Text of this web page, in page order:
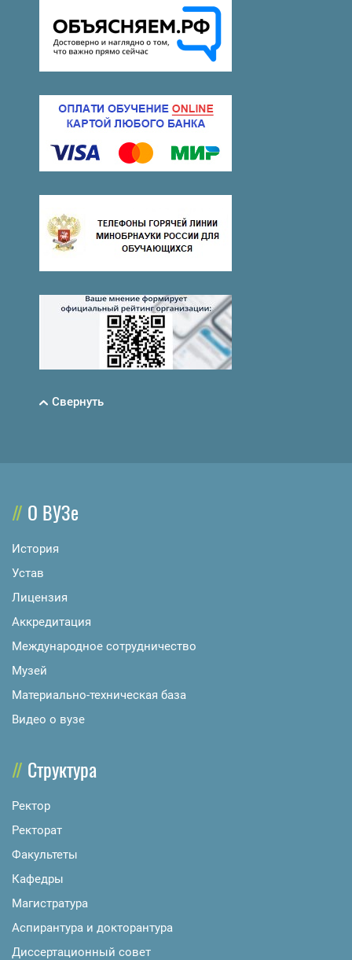
Свернуть
О ВУЗе
История
Устав
Лицензия
Аккредитация
Международное сотрудничество
Музей
Материально-техническая база
Видео о вузе
Структура
Ректор
Ректорат
Факультеты
Кафедры
Магистратура
Аспирантура и докторантура
Диссертационный совет